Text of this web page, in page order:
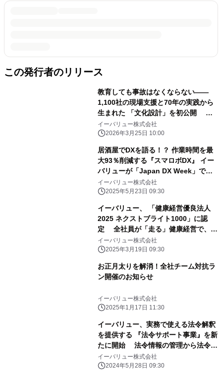
この発行者のリリース
教育しても事故はなくならない――
1,100社の現場支援と70年の実践から
生まれた 「文化設計」を初公開 書
籍『なぜ、あの会社の社員は迷わず動
けるのか』4月10日発売
イーバリュー株式会社
2026年3月25日 10:00
居酒屋でDXを語る！？ 作業時間を最
大93％削減する『スマロボDX』 イー
バリューが「Japan DX Week」で新
たな業務自動化を提案
イーバリュー株式会社
2025年5月23日 09:30
イーバリュー、 「健康経営優良法人
2025 ネクストブライト1000」に認
定 全社員が「走る」健康経営で、新
しい働き方を創造
イーバリュー株式会社
2025年3月19日 09:30
お正月太りを解消！全社チーム対抗ラ
ン開催のお知らせ
イーバリュー株式会社
2025年1月17日 11:30
イーバリュー、実務で使える法令解釈
を提供する 『法令サポート事業』を新
たに開始 法令情報の管理から法令解
釈まで企業をトータルサポート
イーバリュー株式会社
2024年5月28日 09:30